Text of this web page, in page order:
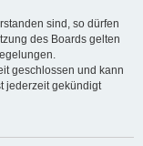
sind, so dürfen
des Boards gelten
geschlossen und kann
jederzeit gekündigt